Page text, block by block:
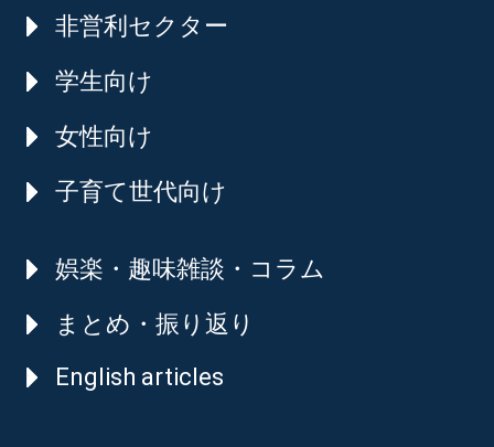
非営利セクター
学生向け
女性向け
子育て世代向け
娯楽・趣味雑談・コラム
まとめ・振り返り
English articles